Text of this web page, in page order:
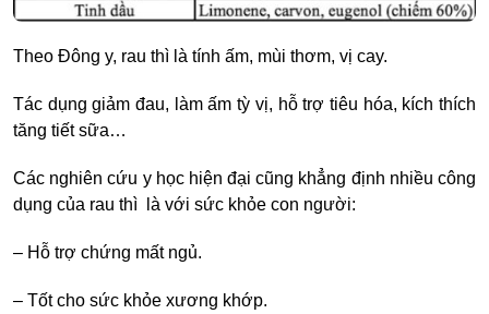
Theo Đông y, rau thì là tính ấm, mùi thơm, vị cay.
Tác dụng giảm đau, làm ấm tỳ vị, hỗ trợ tiêu hóa, kích thích
tăng tiết sữa…
Các nghiên cứu y học hiện đại cũng khẳng định nhiều công
dụng của rau thì là với sức khỏe con người:
– Hỗ trợ chứng mất ngủ.
– Tốt cho sức khỏe xương khớp.